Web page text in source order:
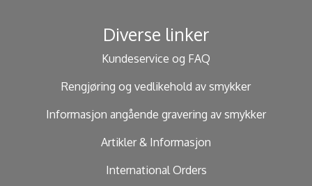
Diverse linker
Kundeservice og FAQ
Rengjøring og vedlikehold av smykker
Informasjon angående gravering av smykker
Artikler & Informasjon
International Orders